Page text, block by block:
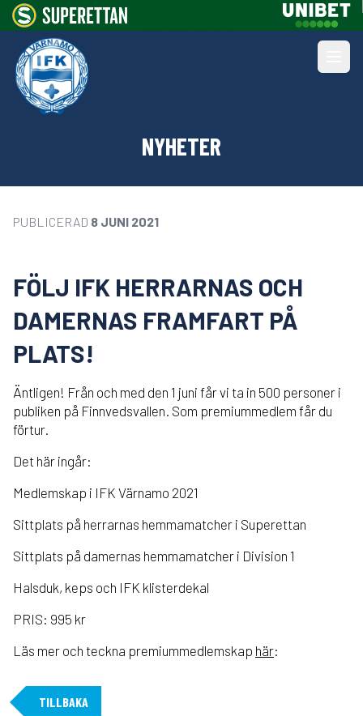
NYHETER
PUBLICERAD 8 JUNI 2021
FÖLJ IFK HERRARNAS OCH
DAMERNAS FRAMFART PÅ
PLATS!
Äntligen! Från och med den 1 juni får vi ta in 500 personer i
publiken på Finnvedsvallen. Som premiummedlem får du
förtur.
Det här ingår:
Medlemskap i IFK Värnamo 2021
Sittplats på herrarnas hemmamatcher i Superettan
Sittplats på damernas hemmamatcher i Division 1
Halsduk, keps och IFK klisterdekal
PRIS: 995 kr
Läs mer och teckna premiummedlemskap här:
TILLBAKA